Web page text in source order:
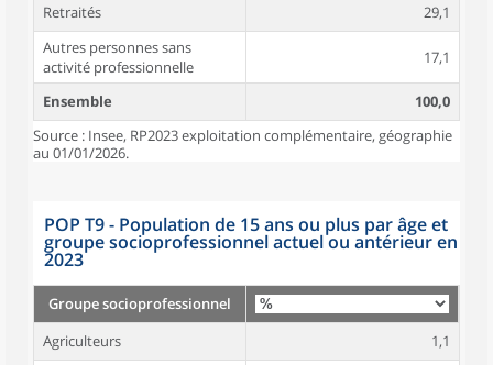
Retraités
29,1
Autres personnes sans
activité professionnelle
17,1
Ensemble
100,0
Source : Insee, RP2023 exploitation complémentaire, géographie
au 01/01/2026.
POP T9 - Population de 15 ans ou plus par âge et
groupe socioprofessionnel actuel ou antérieur en
2023
Groupe socioprofessionnel
Agriculteurs
1,1